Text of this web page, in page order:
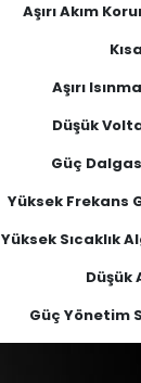
Aşırı Akım
Aşırı
Düşük
Güç
Yüksek Frekans
Yüksek Sıcaklık
Düşük
Güç Yönetim